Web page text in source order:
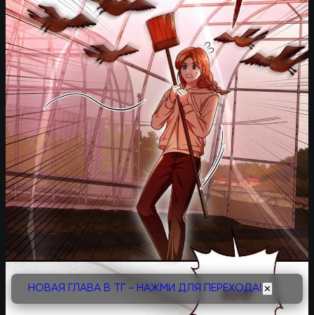
НОВАЯ ГЛАВА В ТГ - НАЖМИ ДЛЯ ПЕРЕХОДА! ✕